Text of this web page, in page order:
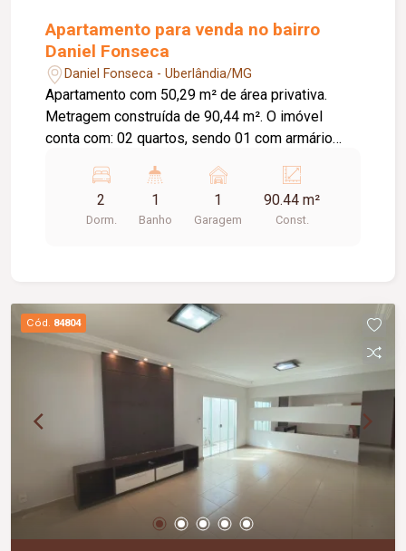
Apartamento para venda no bairro
Daniel Fonseca
Daniel Fonseca - Uberlândia/MG
Apartamento com 50,29 m² de área privativa.
Metragem construída de 90,44 m². O imóvel
conta com: 02 quartos, sendo 01 com armário
ambientes; Banheiro social com armário e box em
blindex; Cozinha com armário; Lavanderia; 01
vaga de garagem coberta; O condomínio oferece:
proporcionando conforto e praticidade para o dia
a dia.
2
Dorm.
1
Banho
1
Garagem
90.44 m²
Const.
Cód. 84804